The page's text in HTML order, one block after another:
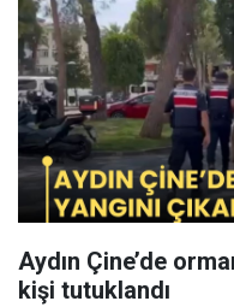
Aydın Çine’de
kişi tutuklandı